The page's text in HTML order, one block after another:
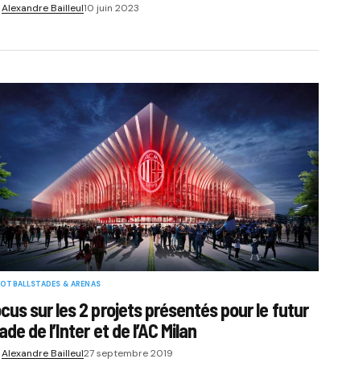
Alexandre Bailleul10 juin 2023
STADES & ARENAS
sur les 2 projets présentés pour le futur
de l’Inter et de l’AC Milan
Alexandre Bailleul27 septembre 2019